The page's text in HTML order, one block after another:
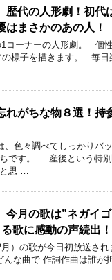
歴代の人形劇！初
はまさかのあの人！
ーナーの人形劇。 個
様子を描きます。 毎日
れがちな物８選！持
色々調べてしっかりバ
です。 産後という特
と思 …
今月の歌は”ネガイ
歌に感動の声続出！
）の歌が今日初放送さ
な曲で 作詞作曲は誰が